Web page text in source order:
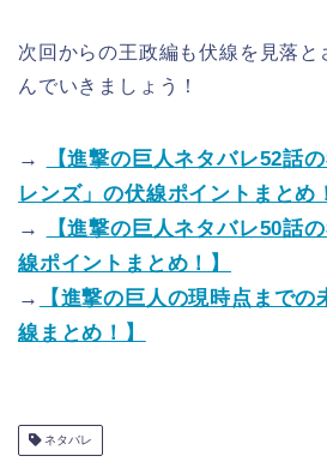
次回からの王政編も伏線を見落と
んでいきましょう！
→
【進撃の巨人ネタバレ52話
レンズ」の伏線ポイントまとめ
→
【進撃の巨人ネタバレ50話
線ポイントまとめ！】
→
【進撃の巨人の現時点まで
線まとめ！】
ネタバレ